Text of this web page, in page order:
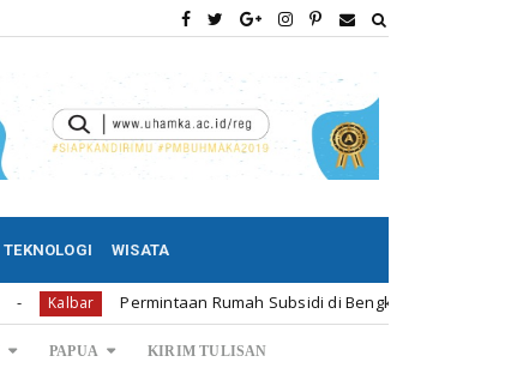
TEKNOLOGI WISATA
Permintaan Rumah Subsidi di Bengkayang 1.239 Unit
PAPUA KIRIM TULISAN